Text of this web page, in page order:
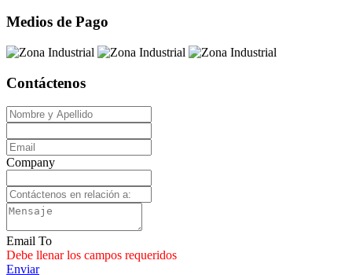
Medios de Pago
Contáctenos
Company
Email To
Debe llenar los campos requeridos
Enviar